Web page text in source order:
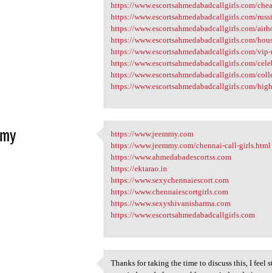
https://www.escortsahmedabadcallgirls.com/
https://www.escortsahmedabadcallgirls.com/
https://www.escortsahmedabadcallgirls.com/
https://www.escortsahmedabadcallgirls.com/
https://www.escortsahmedabadcallgirls.com/
https://www.escortsahmedabadcallgirls.com/
https://www.escortsahmedabadcallgirls.com/
https://www.escortsahmedabadcallgirls.com/
https://www.jeemmy.com
https://www.jeemmy.com
https://www.jeemmy.com/chennai-call-girls.html
https://www.ahmedabadescortss.com
https://ektarao.in
https://www.sexychennaiescort.com
https://www.chennaiescortgirls.com
https://www.sexyshivanisharma.com
https://www.escortsahmedabadcallgirls.com
Thanks for taking the time to discuss this, I feel